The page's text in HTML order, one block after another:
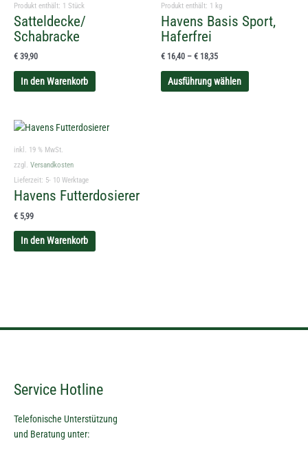
Produkt enthält: 1 Stück
Satteldecke/
Schabracke
€ 39,90
In den Warenkorb
Produkt enthält: 1 kg
Havens Basis Sport,
Haferfrei
€ 16,40 – € 18,35
Ausführung wählen
inkl. 19 % MwSt.
zzgl. Versandkosten
Lieferzeit: 5- 10 Werktage
Havens Futterdosierer
€ 5,99
In den Warenkorb
Service Hotline
Telefonische Unterstützung
und Beratung unter: